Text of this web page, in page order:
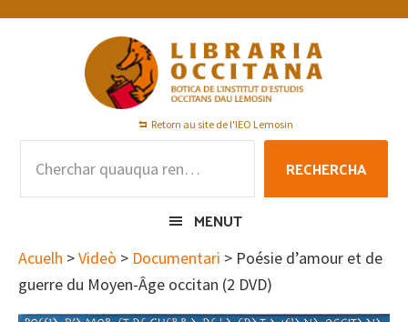
Skip
Skip
Skip
Retorn au site de l'IEO Lemosin
RECHERCHA
MENUT
Acuelh >Videò > Documentari > Poésie d’amour et de
guerre du Moyen-Âge occitan (2 DVD)